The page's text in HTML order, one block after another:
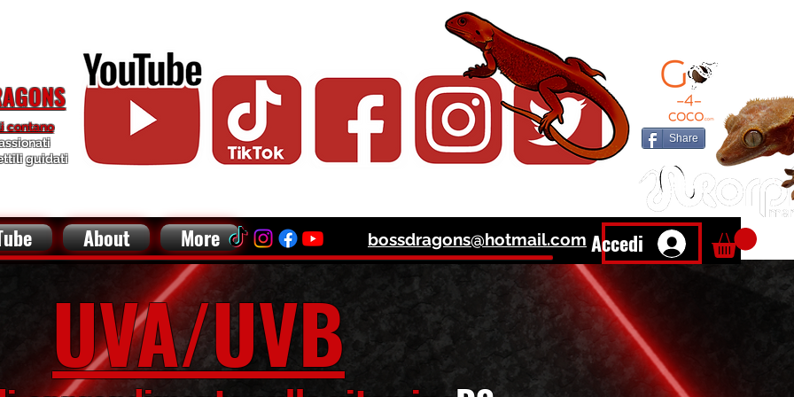
contano
guidati
Share
About More bossdragons@hotmail.com Accedi
UVA/UVB